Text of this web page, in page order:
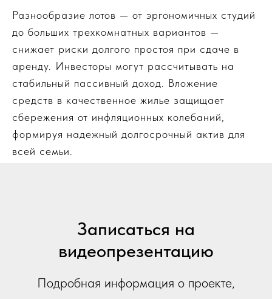
Разнообразие лотов — от эргономичных студий
до больших трехкомнатных вариантов —
снижает риски долгого простоя при сдаче в
аренду. Инвесторы могут рассчитывать на
стабильный пассивный доход. Вложение
средств в качественное жилье защищает
сбережения от инфляционных колебаний,
формируя надежный долгосрочный актив для
всей семьи.
Записаться на
видеопрезентацию
Подробная информация о проекте,